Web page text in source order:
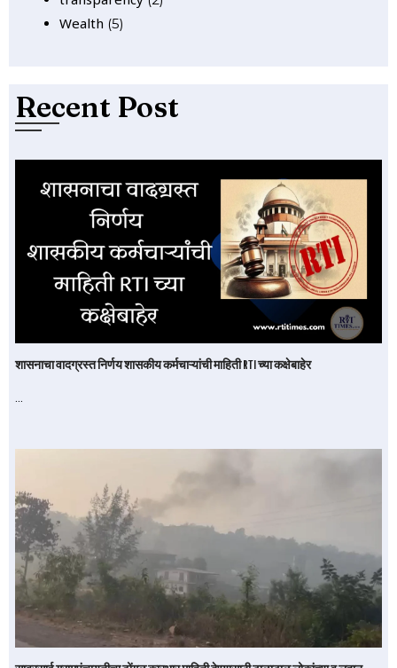
Wealth (5)
Recent Post
शासनाचा वादग्रस्त निर्णय शासकीय कर्मचाऱ्यांची माहिती RTI च्या कक्षेबाहेर
…